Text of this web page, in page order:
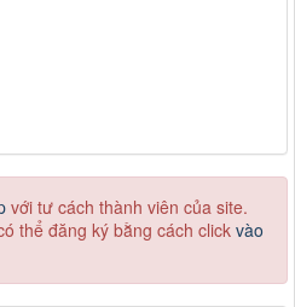
với tư cách thành viên của site.
thể đăng ký bằng cách click vào